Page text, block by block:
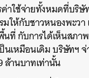
ค่าใช้จ่ายทั้งหมดที่บริษั
ให้กับชาวหนองพะว
นที่ กับการได้เห็นสภ
นเหมือนเดิม บริษัทฯ จ่
ล้านบาทเท่านั้น